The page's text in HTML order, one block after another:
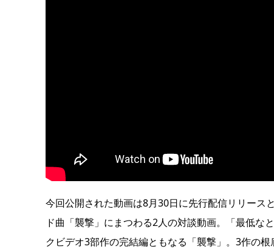
今回公開された動画は8月30日に先行配信リリース
ド曲「襲撃」にまつわる2人の対談動画。「最低な
クビデオ3部作の完結編ともなる「襲撃」。3作の